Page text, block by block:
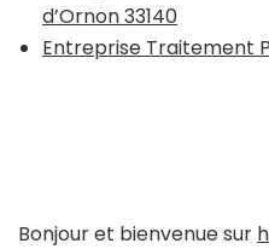
d’Ornon 33140
Entreprise Traitement
Bonjour et bienvenue sur